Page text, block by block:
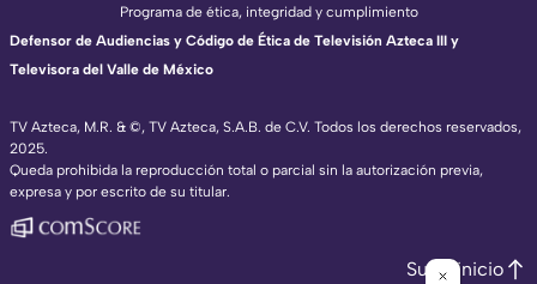
TV Azteca, M.R. & ©, TV Azteca, S.A.B. de C.V. Todos los derechos reservados,
2025.
Queda prohibida la reproducción total o parcial sin la autorización previa,
expresa y por escrito de su titular.
Programa de ética, integridad y cumplimiento
Defensor de Audiencias y Código de Ética de Televisión Azteca III y
Televisora del Valle de México
Subir inicio